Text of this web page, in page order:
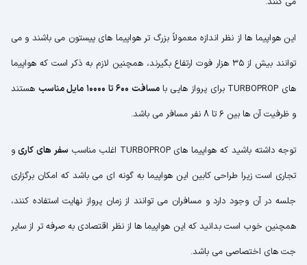
این هواپیما ها از نظر اندازه معمولاً بزرگ تر هواپیما های پیستون می باشند و می
توانند بیش از 35 هزار فوت ارتفاع بگیرند، همچنین لازم به ذکر است که هواپیما
های TURBOPROP برای پرواز هایی با
مسافت 600 تا 10000 مایل مناسب
هستند
و ظرفیت آن ها بین 6 تا 8 نفر مسافر می باشد.
توجه داشته باشید که هواپیما های TURBOPROP اغلب مناسب سفر های کاری و
تجاری است زیرا طراحی کابین این هواپیما به گونه ای می باشد که امکان برگزاری
جلسه در آن وجود دارد و مسافران می توانند از زمان پرواز نهایت استفاده کنند،
همچنین خوب است بدانید که این هواپیما ها از نظر اقتصادی به صرفه تر از سایر
جت های اختصاصی می باشد.